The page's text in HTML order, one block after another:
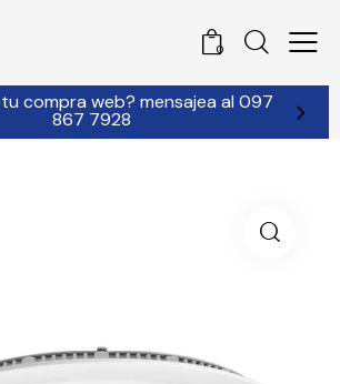
0
compra web? mensajea al 097
867 7928